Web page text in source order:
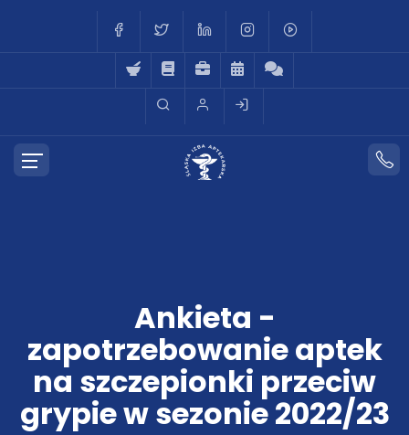
Ankieta -
zapotrzebowanie aptek
na szczepionki przeciw
grypie w sezonie 2022/23